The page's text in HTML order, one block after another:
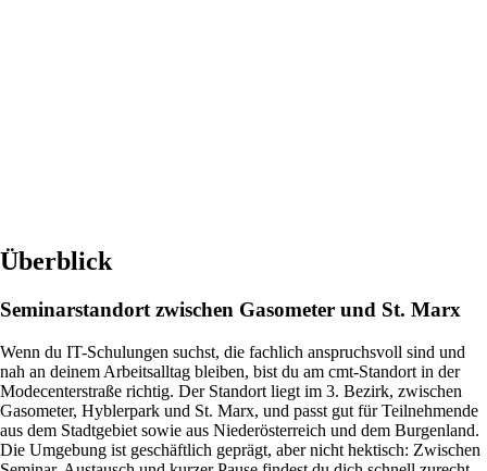
Überblick
Seminarstandort zwischen Gasometer und St. Marx
Wenn du IT-Schulungen suchst, die fachlich anspruchsvoll sind und
nah an deinem Arbeitsalltag bleiben, bist du am cmt-Standort in der
Modecenterstraße richtig. Der Standort liegt im 3. Bezirk, zwischen
Gasometer, Hyblerpark und St. Marx, und passt gut für Teilnehmende
aus dem Stadtgebiet sowie aus Niederösterreich und dem Burgenland.
Die Umgebung ist geschäftlich geprägt, aber nicht hektisch: Zwischen